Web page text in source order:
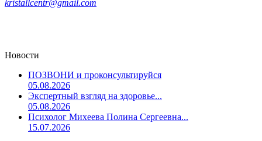
kristallcentr@gmail.com
Новости
ПОЗВОНИ и проконсультируйся
05.08.2026
Экспертный взгляд на здоровье...
05.08.2026
Психолог Михеева Полина Сергеевна...
15.07.2026